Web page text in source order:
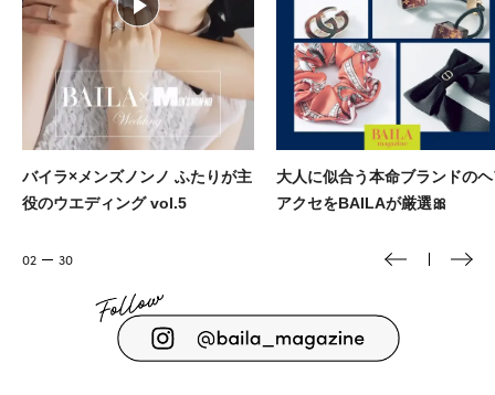
大人に似合う本命ブランドのヘア
アクセをBAILAが厳選🎀
堀田真由主演💄💫 R30からのキ
ラキラメイク
03 30